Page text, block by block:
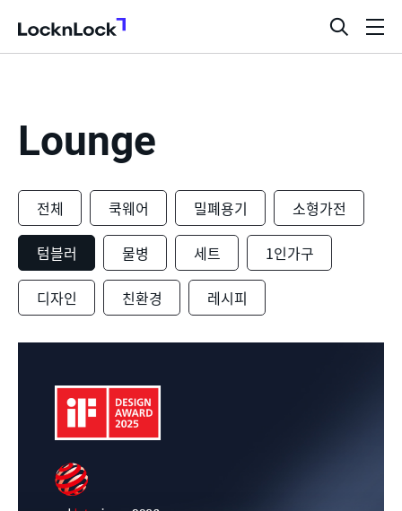
LocknLock
검
색
Lounge
전체 쿡웨어 밀폐용기 소형가전
텀블러 물병 세트 1인가구
디자인 친환경 레시피